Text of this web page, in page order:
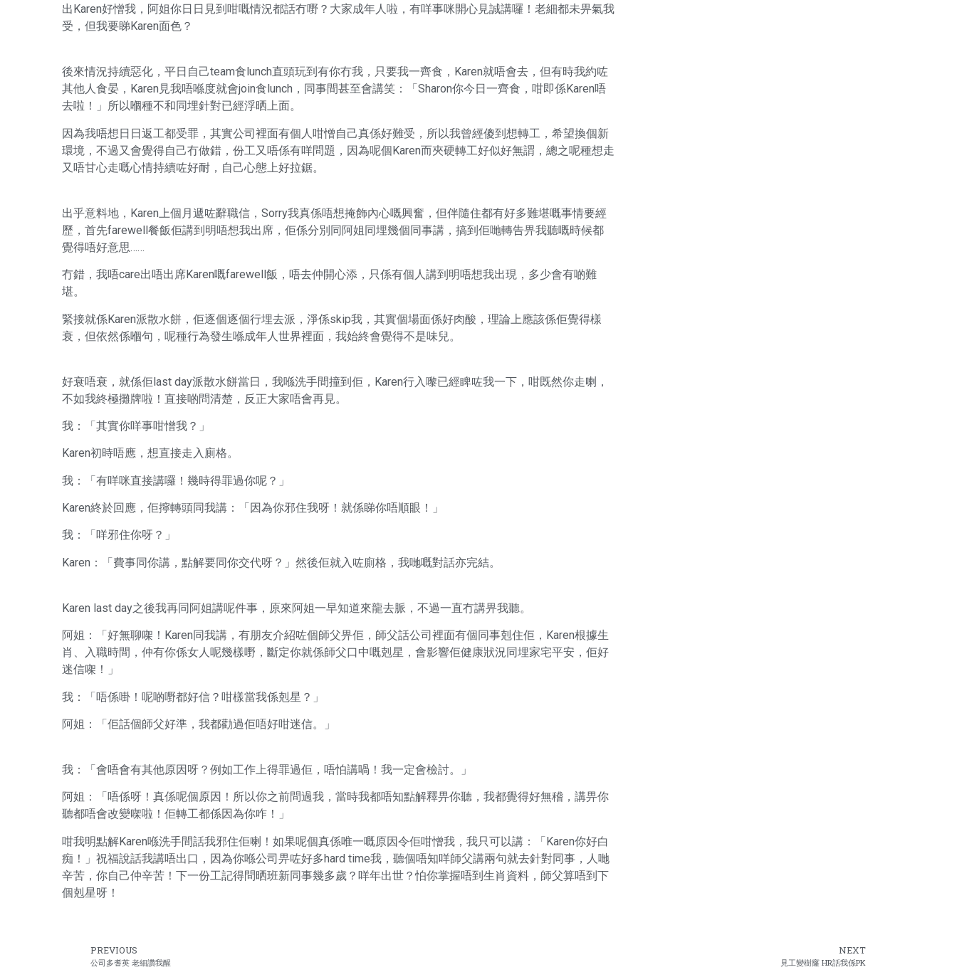
出Karen好憎我，阿姐你日日見到咁嘅情況都話冇嘢？大家成年人啦，有咩事咪開心見誠講囉！老細都未畀氣我
受，但我要睇Karen面色？
後來情況持續惡化，平日自己team食lunch直頭玩到有你冇我，只要我一齊食，Karen就唔會去，但有時我約咗
其他人食晏，Karen見我唔喺度就會join食lunch，同事間甚至會講笑：「Sharon你今日一齊食，咁即係Karen唔
去啦！」所以嗰種不和同埋針對已經浮晒上面。
因為我唔想日日返工都受罪，其實公司裡面有個人咁憎自己真係好難受，所以我曾經傻到想轉工，希望換個新
環境，不過又會覺得自己冇做錯，份工又唔係有咩問題，因為呢個Karen而夾硬轉工好似好無謂，總之呢種想走
又唔甘心走嘅心情持續咗好耐，自己心態上好拉鋸。
出乎意料地，Karen上個月遞咗辭職信，Sorry我真係唔想掩飾內心嘅興奮，但伴隨住都有好多難堪嘅事情要經
歷，首先farewell餐飯佢講到明唔想我出席，佢係分別同阿姐同埋幾個同事講，搞到佢哋轉告畀我聽嘅時候都
覺得唔好意思……
冇錯，我唔care出唔出席Karen嘅farewell飯，唔去仲開心添，只係有個人講到明唔想我出現，多少會有啲難
堪。
緊接就係Karen派散水餅，佢逐個逐個行埋去派，淨係skip我，其實個場面係好肉酸，理論上應該係佢覺得樣
衰，但依然係嗰句，呢種行為發生喺成年人世界裡面，我始終會覺得不是味兒。
好衰唔衰，就係佢last day派散水餅當日，我喺洗手間撞到佢，Karen行入嚟已經睥咗我一下，咁既然你走喇，
不如我終極攤牌啦！直接啲問清楚，反正大家唔會再見。
我：「其實你咩事咁憎我？」
Karen初時唔應，想直接走入廁格。
我：「有咩咪直接講囉！幾時得罪過你呢？」
Karen終於回應，佢擰轉頭同我講：「因為你邪住我呀！就係睇你唔順眼！」
我：「咩邪住你呀？」
Karen：「費事同你講，點解要同你交代呀？」然後佢就入咗廁格，我哋嘅對話亦完結。
Karen last day之後我再同阿姐講呢件事，原來阿姐一早知道來龍去脈，不過一直冇講畀我聽。
阿姐：「好無聊㗎！Karen同我講，有朋友介紹咗個師父畀佢，師父話公司裡面有個同事剋住佢，Karen根據生
肖、入職時間，仲有你係女人呢幾樣嘢，斷定你就係師父口中嘅剋星，會影響佢健康狀況同埋家宅平安，佢好
迷信㗎！」
我：「唔係啩！呢啲嘢都好信？咁樣當我係剋星？」
阿姐：「佢話個師父好準，我都勸過佢唔好咁迷信。」
我：「會唔會有其他原因呀？例如工作上得罪過佢，唔怕講喎！我一定會檢討。」
阿姐：「唔係呀！真係呢個原因！所以你之前問過我，當時我都唔知點解釋畀你聽，我都覺得好無稽，講畀你
聽都唔會改變㗎啦！佢轉工都係因為你咋！」
咁我明點解Karen喺洗手間話我邪住佢喇！如果呢個真係唯一嘅原因令佢咁憎我，我只可以講：「Karen你好白
痴！」祝福說話我講唔出口，因為你喺公司畀咗好多hard time我，聽個唔知咩師父講兩句就去針對同事，人哋
辛苦，你自己仲辛苦！下一份工記得問晒班新同事幾多歲？咩年出世？怕你掌握唔到生肖資料，師父算唔到下
個剋星呀！
PREVIOUS
公司多耆英 老細讚我醒
NEXT
見工變樹窿 HR話我係PK